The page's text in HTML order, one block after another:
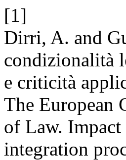
[1]
Dirri, A. and
condizionalità
e criticità
The European
of Law. Impact
integration